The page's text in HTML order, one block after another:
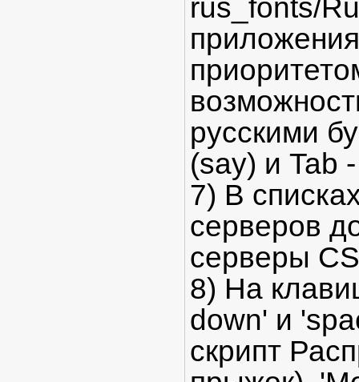
rus_fonts/
русскими
(say) и Tab
7) В
серверов
серверы
8) На
down' и
скрипт